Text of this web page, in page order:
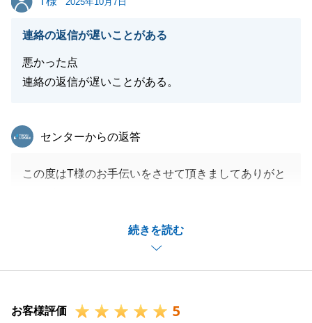
連絡の返信が遅いことがある
悪かった点
連絡の返信が遅いことがある。
続きを読む
東急リバブル
センターからの返答
この度はT様のお手伝いをさせて頂きましてありがと
購入のお手続きを進めさせて頂きましたが、お仕事で
お忙しい中ご契約手続きや住宅ローン手続き、ご清算
準備等ご対応頂きましてありがとうございます。
ることを、心より願っております。
お客様評価 5